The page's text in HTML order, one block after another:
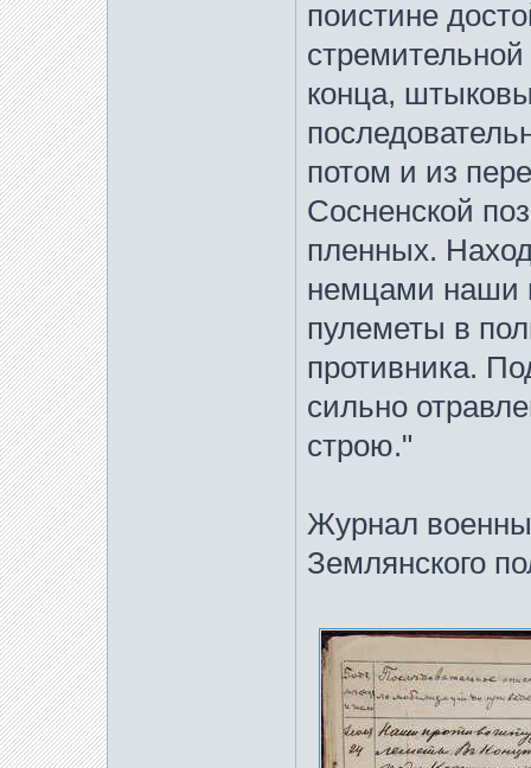
поистине
конца,
потом и из
Сосненской
пленных.
немцами наши
пулеметы в
противника.
сильно
строю."
Журнал
Землянского